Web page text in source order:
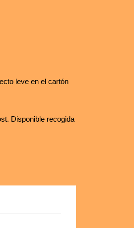
leve en el cartón
Disponible recogida